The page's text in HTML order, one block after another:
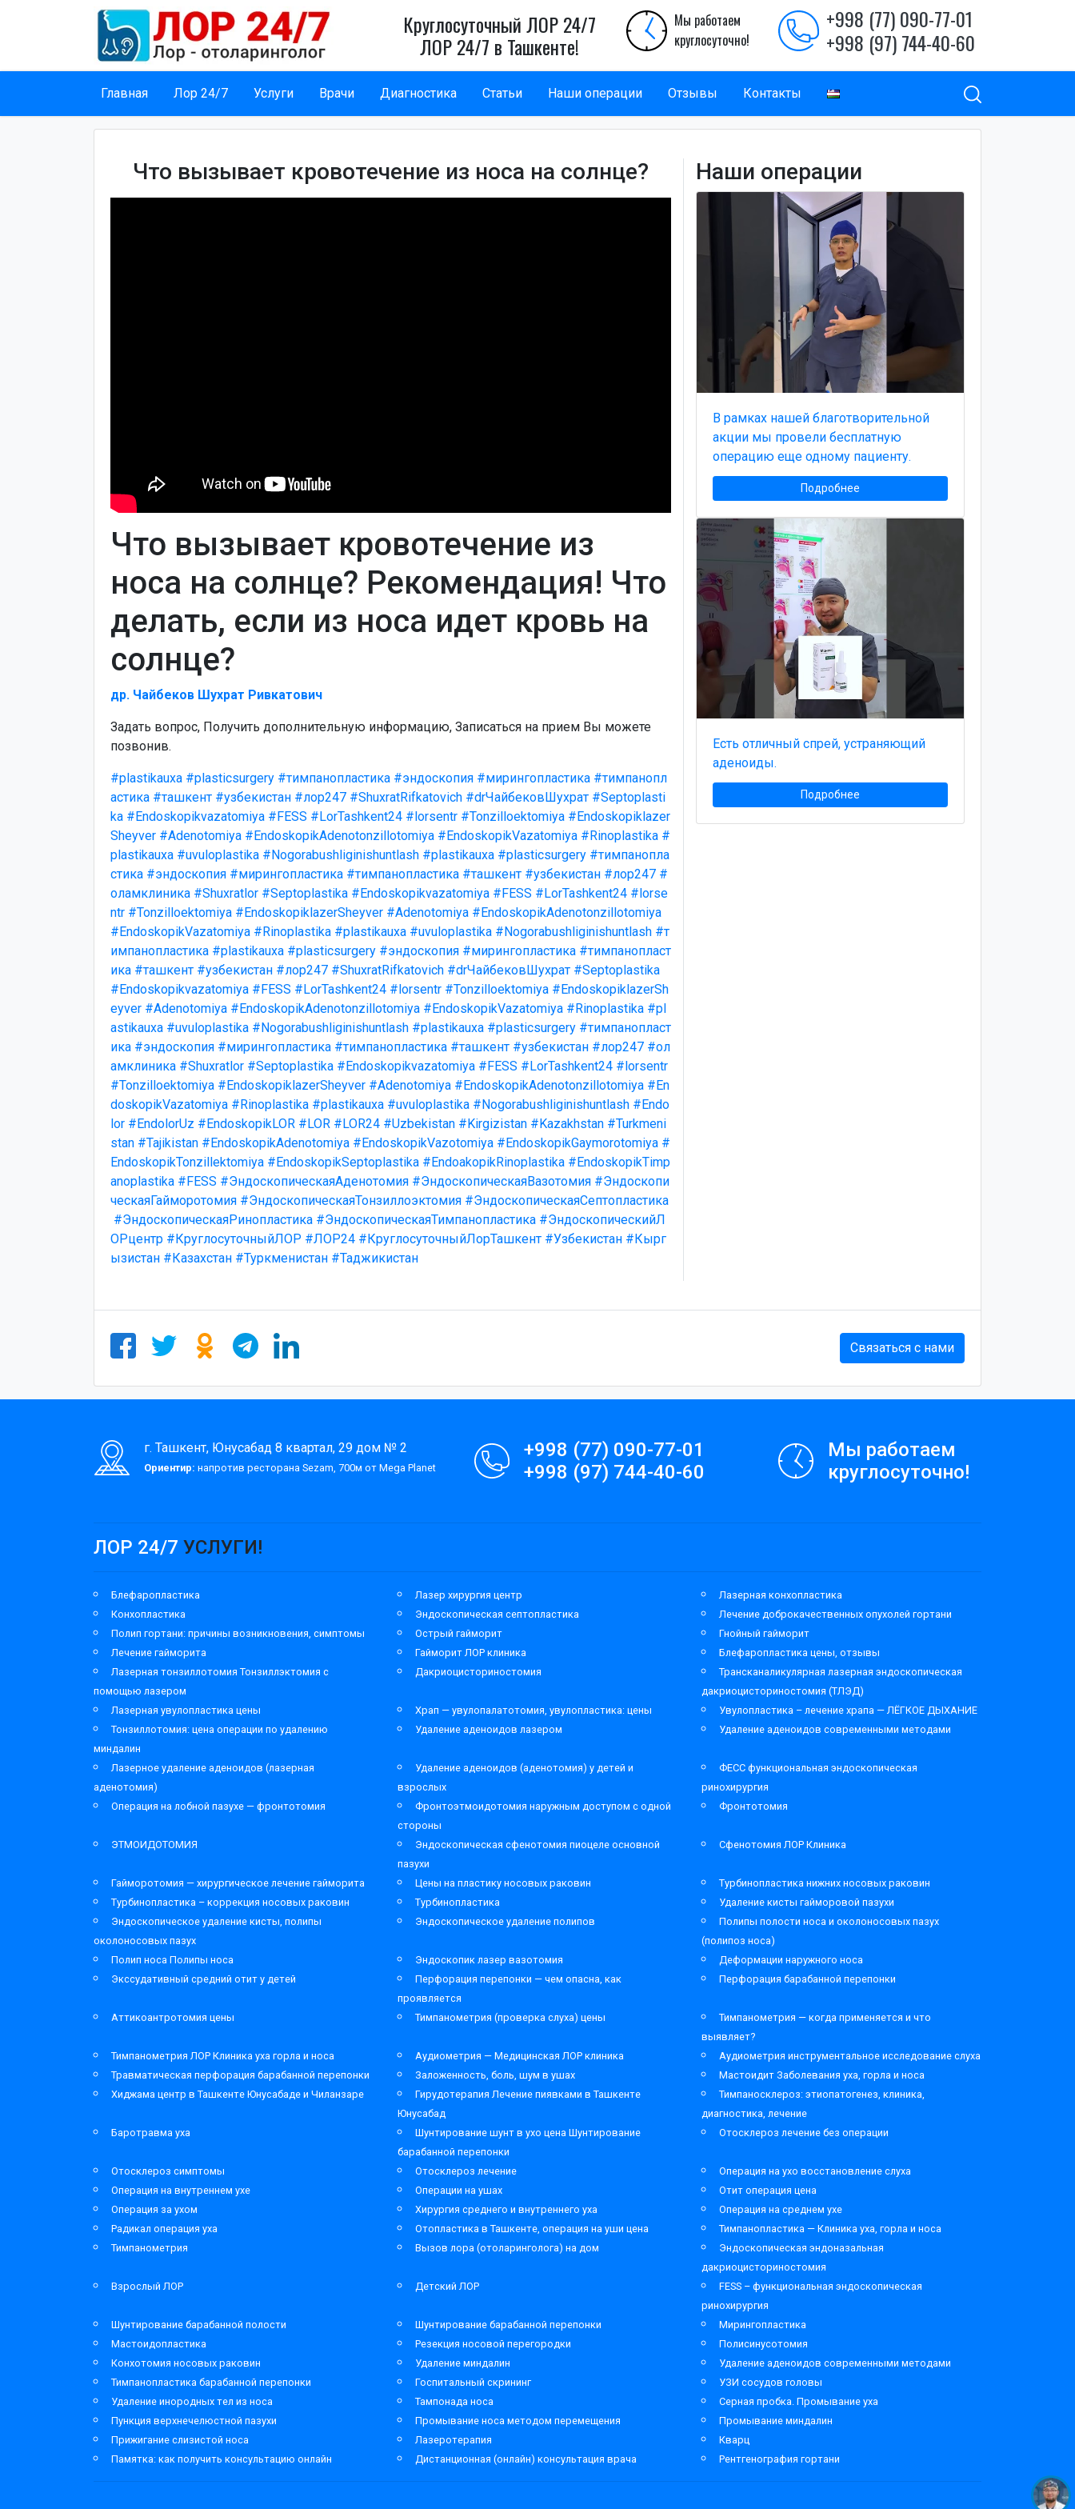
Круглосуточный ЛОР 24/7
ЛОР 24/7 в Ташкенте!
Мы работаем
круглосуточно!
+998 (77) 090-77-01
+998 (97) 744-40-60
Главная Лор 24/7 Услуги Врачи Диагностика Статьи Наши операции Отзывы Контакты
Что вызывает кровотечение из носа на солнце?
Что вызывает кровотечение из
носа на солнце? Рекомендация! Что
делать, если из носа идет кровь на
солнце?
др. Чайбеков Шухрат Ривкатович
Задать вопрос, Получить дополнительную информацию, Записаться на прием Вы можете
позвонив.
#plastikauxa #plasticsurgery #тимпанопластика #эндоскопия #мирингопластика #тимпанопл
астика #ташкент #узбекистан #лор247 #ShuxratRifkatovich #drЧайбековШухрат #Septoplasti
ka #Endoskopikvazatomiya #FESS #LorTashkent24 #lorsentr #Tonzilloektomiya #Endoskopiklazer
Sheyver #Adenotomiya #EndoskopikAdenotonzillotomiya #EndoskopikVazatomiya #Rinoplastika #
plastikauxa #uvuloplastika #Nogorabushliginishuntlash #plastikauxa #plasticsurgery #тимпанопла
стика #эндоскопия #мирингопластика #тимпанопластика #ташкент #узбекистан #лор247 #
оламклиника #Shuxratlor #Septoplastika #Endoskopikvazatomiya #FESS #LorTashkent24 #lorse
ntr #Tonzilloektomiya #EndoskopiklazerSheyver #Adenotomiya #EndoskopikAdenotonzillotomiya
#EndoskopikVazatomiya #Rinoplastika #plastikauxa #uvuloplastika #Nogorabushliginishuntlash #т
импанопластика #plastikauxa #plasticsurgery #эндоскопия #мирингопластика #тимпанопласт
ика #ташкент #узбекистан #лор247 #ShuxratRifkatovich #drЧайбековШухрат #Septoplastika
#Endoskopikvazatomiya #FESS #LorTashkent24 #lorsentr #Tonzilloektomiya #EndoskopiklazerSh
eyver #Adenotomiya #EndoskopikAdenotonzillotomiya #EndoskopikVazatomiya #Rinoplastika #pl
astikauxa #uvuloplastika #Nogorabushliginishuntlash #plastikauxa #plasticsurgery #тимпанопласт
ика #эндоскопия #мирингопластика #тимпанопластика #ташкент #узбекистан #лор247 #ол
амклиника #Shuxratlor #Septoplastika #Endoskopikvazatomiya #FESS #LorTashkent24 #lorsentr
#Tonzilloektomiya #EndoskopiklazerSheyver #Adenotomiya #EndoskopikAdenotonzillotomiya #En
doskopikVazatomiya #Rinoplastika #plastikauxa #uvuloplastika #Nogorabushliginishuntlash #Endo
lor #EndolorUz #EndoskopikLOR #LOR #LOR24 #Uzbekistan #Kirgizistan #Kazakhstan #Turkmeni
stan #Tajikistan #EndoskopikAdenotomiya #EndoskopikVazotomiya #EndoskopikGaymorotomiya #
EndoskopikTonzillektomiya #EndoskopikSeptoplastika #EndoakopikRinoplastika #EndoskopikTimp
anoplastika #FESS #ЭндоскопическаяАденотомия #ЭндоскопическаяВазотомия #Эндоскопи
ческаяГайморотомия #ЭндоскопическаяТонзиллоэктомия #ЭндоскопическаяСептопластика
#ЭндоскопическаяРинопластика #ЭндоскопическаяТимпанопластика #ЭндоскопическийЛ
ОРцентр #КруглосуточныйЛОР #ЛОР24 #КруглосуточныйЛорТашкент #Узбекистан #Кырг
ызистан #Казахстан #Туркменистан #Таджикистан
Наши операции
В рамках нашей благотворительной
акции мы провели бесплатную
операцию еще одному пациенту.
Подробнее
Есть отличный спрей, устраняющий
аденоиды.
Подробнее
Связаться с нами
г. Ташкент, Юнусабад 8 квартал, 29 дом № 2
Ориентир: напротив ресторана Sezam, 700м от Mega Planet
+998 (77) 090-77-01
+998 (97) 744-40-60
Мы работаем
круглосуточно!
ЛОР 24/7 УСЛУГИ!
Блефаропластика Лазер хирургия центр
Лазерная конхопластика
Конхопластика
Эндоскопическая септопластика
Лечение доброкачественных опухолей гортани
Полип гортани: причины возникновения, симптомы
Острый гайморит
Гнойный гайморит
Лечение гайморита
Гайморит ЛОР клиника
Блефаропластика цены, отзывы
Лазерная тонзиллотомия Тонзиллэктомия с
помощью лазером
Дакриоцисториностомия
Трансканаликулярная лазерная эндоскопическая
дакриоцисториностомия (ТЛЭД)
Лазерная увулопластика цены
Храп — увулопалатотомия, увулопластика: цены
Увулопластика – лечение храпа — ЛЁГКОЕ ДЫХАНИЕ
Тонзиллотомия: цена операции по удалению
миндалин
Удаление аденоидов лазером Удаление аденоидов современными методами
Лазерное удаление аденоидов (лазерная
аденотомия)
Удаление аденоидов (аденотомия) у детей и
взрослых
ФЕСС функциональная эндоскопическая
ринохирургия
Операция на лобной пазухе — фронтотомия
Фронтоэтмоидотомия наружным доступом с одной
стороны
Фронтотомия
ЭТМОИДОТОМИЯ
Эндоскопическая сфенотомия пиоцеле основной
пазухи
Сфенотомия ЛОР Клиника
Гайморотомия — хирургическое лечение гайморита Цены на пластику носовых раковин
Турбинопластика нижних носовых раковин
Турбинопластика – коррекция носовых раковин
Турбинопластика
Удаление кисты гайморовой пазухи
Эндоскопическое удаление кисты, полипы
околоносовых пазух
Эндоскопическое удаление полипов
Полипы полости носа и околоносовых пазух
(полипоз носа)
Полип носа Полипы носа
Эндоскопик лазер вазотомия
Деформации наружного носа
Экссудативный средний отит у детей
Перфорация перепонки — чем опасна, как
проявляется
Перфорация барабанной перепонки
Аттикоантротомия цены Тимпанометрия (проверка слуха) цены
Тимпанометрия — когда применяется и что
выявляет?
Тимпанометрия ЛОР Клиника уха горла и носа
Аудиометрия — Медицинская ЛОР клиника
Аудиометрия инструментальное исследование слуха
Травматическая перфорация барабанной перепонки
Заложенность, боль, шум в ушах
Мастоидит Заболевания уха, горла и носа
Хиджама центр в Ташкенте Юнусабаде и Чиланзаре
Гирудотерапия Лечение пиявками в Ташкенте
Юнусабад
Тимпаносклероз: этиопатогенез, клиника,
диагностика, лечение
Баротравма уха
Шунтирование шунт в ухо цена Шунтирование
барабанной перепонки
Отосклероз лечение без операции
Отосклероз симптомы Отосклероз лечение
Операция на ухо восстановление слуха
Операция на внутреннем ухе
Операции на ушах
Отит операция цена
Операция за ухом
Хирургия среднего и внутреннего уха
Операция на среднем ухе
Радикал операция уха
Отопластика в Ташкенте, операция на уши цена
Тимпанопластика — Клиника уха, горла и носа
Тимпанометрия
Вызов лора (отоларинголога) на дом
Эндоскопическая эндоназальная
дакриоцисториностомия
Взрослый ЛОР
Детский ЛОР
FESS – функциональная эндоскопическая
ринохирургия
Шунтирование барабанной полости
Шунтирование барабанной перепонки
Мирингопластика
Мастоидопластика
Резекция носовой перегородки
Полисинусотомия
Конхотомия носовых раковин
Удаление миндалин
Удаление аденоидов современными методами
Тимпанопластика барабанной перепонки
Госпитальный скрининг
УЗИ сосудов головы
Удаление инородных тел из носа
Тампонада носа
Серная пробка. Промывание уха
Пункция верхнечелюстной пазухи
Промывание носа методом перемещения
Промывание миндалин
Прижигание слизистой носа
Лазеротерапия
Кварц
Памятка: как получить консультацию онлайн
Дистанционная (онлайн) консультация врача Рентгенография гортани